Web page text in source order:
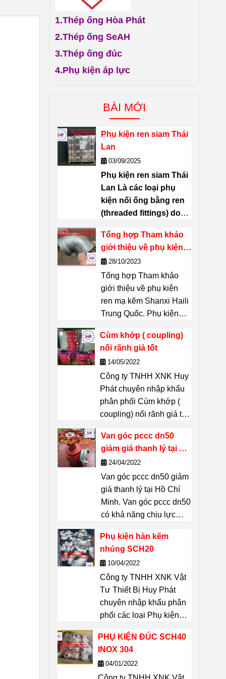
1.Thép ống Hòa Phát
2.Thép ống SeAH
3.Thép ống đúc
4.Phụ kiện áp lực
BÀI MỚI
Phụ kiện ren siam Thái
Lan
03/09/2025
Phụ kiện ren siam Thái
Lan Là các loại phụ
kiện nối ống bằng ren
(threaded fittings) do
xuất – một thương hiệu
nổi tiếng của Thái Lan.
Chuyên dùng để
nối, phân nhánh, đổi
hướng, chuyển cỡ
đường ống mà không
cần hàn. Thích hợp
ống dẫnnước, khí nén,
dầu, hơi, PCCC,
HVAC… liên hệ :
0909651167 Mr Dũng
Tổng hợp Tham khảo
giới thiệu về phụ kiện
ren mạ kẽm Shanxi
Haili Trung Quốc
28/10/2023
Tổng hợp Tham khảo
giới thiệu về phụ kiện
ren mạ kẽm Shanxi Haili
Trung Quốc. Phụ kiện
là dòng phụ kiện được
nhiều chủ dự án tin
chọn. Không chỉ có khả
năng chịu lực tốt, chúng
còn bền, ít han gỉ và có
giá cả thì phải chăng đã
biết gì về những phụ
Cùm khớp ( coupling)
nối rãnh giá tốt
14/05/2022
Công ty TNHH XNK Huy
Phát chuyên nhập khẩu
phân phối Cùm khớp (
coupling) nối rãnh giá tốt
Minh Hãy Liên hệ 24/7 Mr
Dũng 0909651167 Email:
Vattuhuyphat@gmail.com
Van góc pccc dn50
giảm giá thanh lý tại Hồ
Chí Minh
24/04/2022
Van góc pccc dn50 giảm
giá thanh lý tại Hồ Chí
Minh. Van góc pccc dn50
có khả năng chịu lực
không thể thiếu được
trong công tác PCCC:
Tiêu chuẩn ngàm nối :
TCVN. Chất liệu: Gang.
Kích thước D50(mm).
Trọng lượng van gang
DN50(không ngàm): 2kg.
DN50 (có ngàm): 2,1kg.
liên hệ 0909651167
Dũng để biết giá thanh lý
Phụ kiện hàn kẽm
nhúng SCH20
10/04/2022
Công ty TNHH XNK Vật
Tư Thiết Bị Huy Phát
chuyên nhập khẩu phân
phối các loại Phụ kiện
dung cho đường ống.
Sản phẩm Phụ kiện hàn
kẽm nhúng SCH20 dùng
PHỤ KIỆN ĐÚC SCH40
INOX 304
04/01/2022